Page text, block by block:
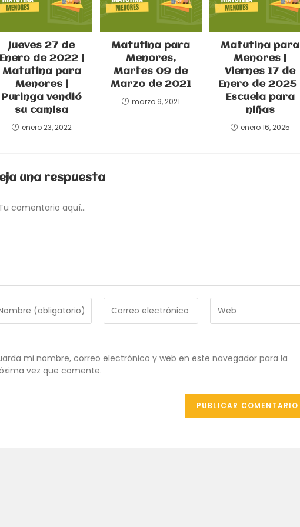
Jueves 27 de
de 2022 |
Matutina para
Menores |
Puringa vendió
su camisa
enero 23, 2022
Matutina para
Menores,
Martes 09 de
Marzo de 2021
marzo 9, 2021
Matutina para
Menores |
Viernes 17 de
Enero de 2025 |
Escuela para
niñas
enero 16, 2025
una respuesta
tu
dirección
correo
electrónico
URL
web
mi nombre, correo electrónico y web en este navegador para la
vez que comente.